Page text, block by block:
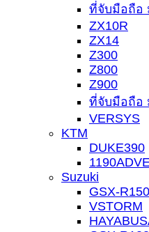
ที่จับมือถือ
ZX10R
ZX14
Z300
Z800
Z900
ที่จับมือถือ
VERSYS
KTM
DUKE390
Suzuki
GSX-R150
VSTORM